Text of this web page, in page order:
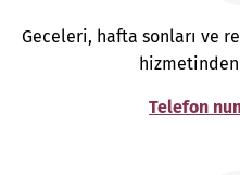
Geceleri, hafta sonları ve
Telefon